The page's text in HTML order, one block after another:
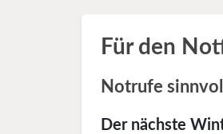
Für den
Notrufe
Der nächste